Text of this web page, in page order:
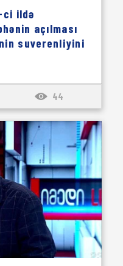
ci ildə
açılması
suverenliyini
44